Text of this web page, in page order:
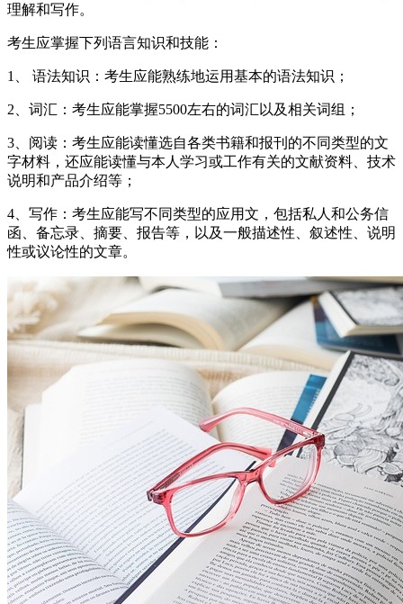
理解和写作。
考生应掌握下列语言知识和技能：
1、 语法知识：考生应能熟练地运用基本的语法知识；
2、词汇：考生应能掌握5500左右的词汇以及相关词组；
3、阅读：考生应能读懂选自各类书籍和报刊的不同类型的文
字材料，还应能读懂与本人学习或工作有关的文献资料、技术
说明和产品介绍等；
4、写作：考生应能写不同类型的应用文，包括私人和公务信
函、备忘录、摘要、报告等，以及一般描述性、叙述性、说明
性或议论性的文章。